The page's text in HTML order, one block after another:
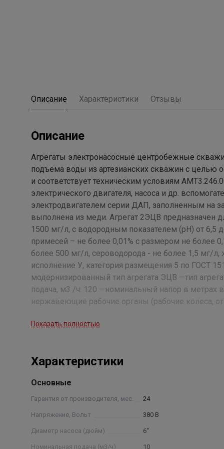
Описание Характеристики Отзывы
Описание
Агрегаты электронасосные центробежные
подъема воды из артезианских скважин с целью
и соответствует техническим условиям
электрического двигателя, насоса и др.
электродвигателем серии ДАП, заполненным на
выполнена из меди. Агрегат 2ЭЦВ предназначен
1500 мг/л, с водородным показателем (рН) от 6,5
примесей – не более 0,01% с размером не более
более 500 мг/л, сероводорода - не более 1,5 мг/
исполнение У, категория размещения 5 по ГОСТ
модернизированный тип агрегата ЭЦВ —тип
подача, м3 /ч: 120 —номинальный напор в метрах
нержавеющие рабочие органы (рабочие колеса,
Показать полностью
Характеристики
Основные
Гарантия от производителя, мес. 24
Напряжение, Вольт 380 В
Диаметр насоса (дюйм) 6"
Номинальная подача (м3/ч) 10